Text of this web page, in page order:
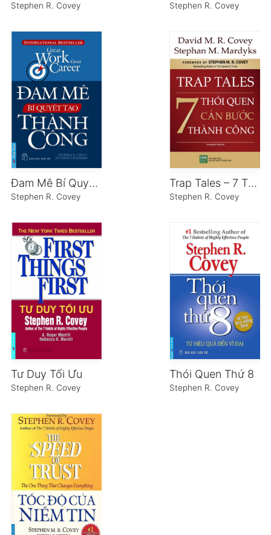
Stephen R. Covey Stephen R. Covey
Đam Mê Bí Quyết Tạo Thành Công
Stephen R. Covey
Trap Tales – 7 Thói Quen Cản Bước Thành Công
Stephen R. Covey
Tư Duy Tối Ưu
Stephen R. Covey
Thói Quen Thứ 8
Stephen R. Covey